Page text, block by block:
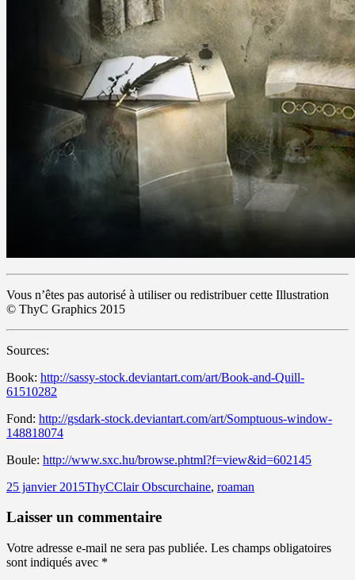
Vous n’êtes pas autorisé à utiliser ou redistribuer cette Illustration
© ThyC Graphics 2015
Sources:
Book: http://sassy-stock.deviantart.com/art/Book-and-Quill-
61510282
Fond: http://gsdark-stock.deviantart.com/art/Somptuous-window-
148818074
Boule: http://www.sxc.hu/browse.phtml?f=view&id=602145
Publié
25 janvier 2015Auteur
ThyCCatégories
Clair ObscurMots-
chaine, roaman
Laisser un commentaire
Votre adresse e-mail ne sera pas publiée. Les champs obligatoires
sont indiqués avec *